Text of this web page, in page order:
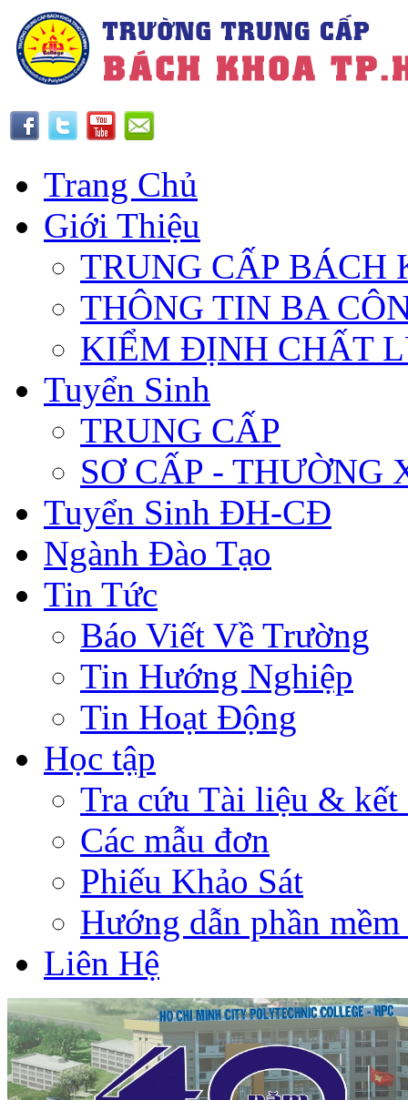
Trang Chủ
Giới Thiệu
TRUNG CẤP BÁCH
THÔNG TIN BA
KIỂM ĐỊNH CHẤT
Tuyển Sinh
TRUNG CẤP
SƠ CẤP - THƯỜNG
Tuyển Sinh ĐH-CĐ
Ngành Đào Tạo
Tin Tức
Báo Viết Về Trường
Tin Hướng Nghiệp
Tin Hoạt Động
Học tập
Tra cứu Tài liệu & kết
Các mẫu đơn
Phiếu Khảo Sát
Hướng dẫn phần
Liên Hệ